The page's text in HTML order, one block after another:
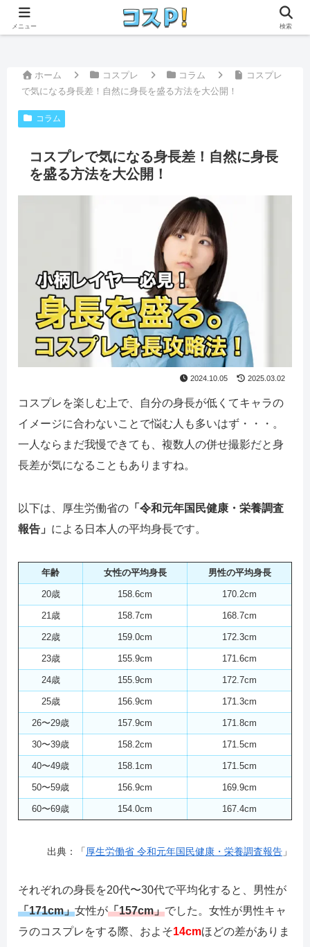
本ページはプロモーションが含まれています。
ホーム コスプレ コラム
コスプレ
で気になる身長差！自然に身長を盛る方法を大公開！
コラム
コスプレで気になる身長差！自然に身長
を盛る方法を大公開！
2024.10.05 2025.03.02
コスプレを楽しむ上で、自分の身長が低くてキャラの
イメージに合わないことで悩む人も多いはず・・・。
一人ならまだ我慢できても、複数人の併せ撮影だと身
長差が気になることもありますね。
以下は、厚生労働省の 「令和元年国民健康・栄養調査
報告」 による日本人の平均身長です。
年齢 女性の平均身長 男性の平均身長
20歳 158.6cm 170.2cm
21歳 158.7cm 168.7cm
22歳 159.0cm 172.3cm
23歳 155.9cm 171.6cm
24歳 155.9cm 172.7cm
25歳 156.9cm 171.3cm
26〜29歳 157.9cm 171.8cm
30〜39歳 158.2cm 171.5cm
40〜49歳 158.1cm 171.5cm
50〜59歳 156.9cm 169.9cm
60〜69歳 154.0cm 167.4cm
出典：「厚生労働省 令和元年国民健康・栄養調査報告 」
それぞれの身長を20代〜30代で平均化すると、男性が
「171cm」女性が「157cm」でした。女性が男性キャ
ラのコスプレをする際、およそ14cmほどの差がありま
メニュー 検索